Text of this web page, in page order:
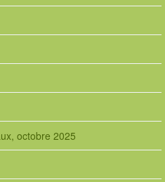
octobre 2025